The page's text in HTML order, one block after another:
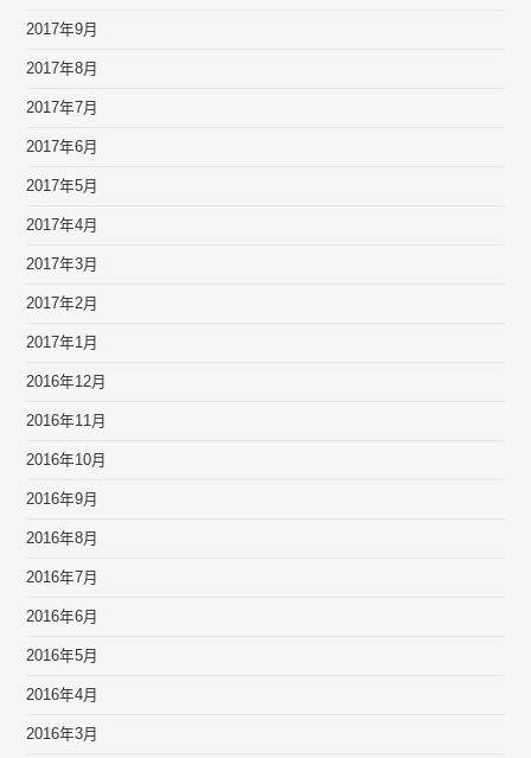
2017年9月
2017年8月
2017年7月
2017年6月
2017年5月
2017年4月
2017年3月
2017年2月
2017年1月
2016年12月
2016年11月
2016年10月
2016年9月
2016年8月
2016年7月
2016年6月
2016年5月
2016年4月
2016年3月